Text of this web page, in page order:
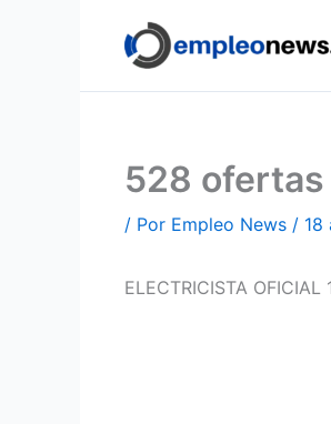
528 ofertas
/ Por Empleo News / 18
ELECTRICISTA OFICIAL